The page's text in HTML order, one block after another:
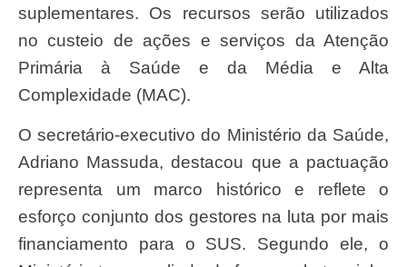
suplementares. Os recursos serão utilizados
no custeio de ações e serviços da Atenção
Primária à Saúde e da Média e Alta
Complexidade (MAC).
O secretário-executivo do Ministério da Saúde,
Adriano Massuda, destacou que a pactuação
representa um marco histórico e reflete o
esforço conjunto dos gestores na luta por mais
financiamento para o SUS. Segundo ele, o